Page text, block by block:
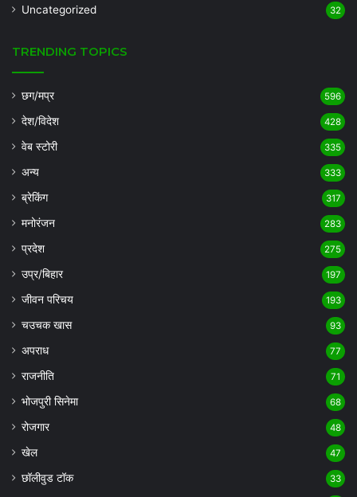
Uncategorized 32
TRENDING TOPICS
छग/मप्र 596
देश/विदेश 428
वेब स्टोरी 335
अन्य 333
ब्रेकिंग 317
मनोरंजन 283
प्रदेश 275
उप्र/बिहार 197
जीवन परिचय 193
चउचक खास 93
अपराध 77
राजनीति 71
भोजपुरी सिनेमा 68
रोजगार 48
खेल 47
छॉलीवुड टॉक 33